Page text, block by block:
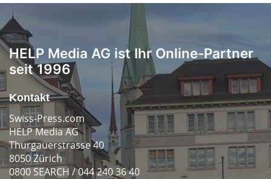
HELP Media AG ist Ihr Online-Partner
seit 1996
Kontakt
Swiss-Press.com
HELP Media AG
Thurgauerstrasse 40
8050 Zürich
0800 SEARCH / 044 240 36 40